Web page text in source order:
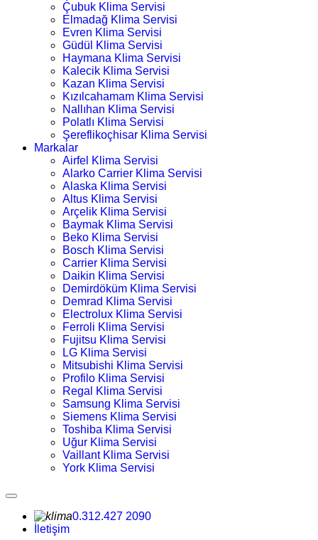
Çubuk Klima Servisi
Elmadağ Klima Servisi
Evren Klima Servisi
Güdül Klima Servisi
Haymana Klima Servisi
Kalecik Klima Servisi
Kazan Klima Servisi
Kızılcahamam Klima Servisi
Nallıhan Klima Servisi
Polatlı Klima Servisi
Şereflikoçhisar Klima Servisi
Markalar
Airfel Klima Servisi
Alarko Carrier Klima Servisi
Alaska Klima Servisi
Altus Klima Servisi
Arçelik Klima Servisi
Baymak Klima Servisi
Beko Klima Servisi
Bosch Klima Servisi
Carrier Klima Servisi
Daikin Klima Servisi
Demirdöküm Klima Servisi
Demrad Klima Servisi
Electrolux Klima Servisi
Ferroli Klima Servisi
Fujitsu Klima Servisi
LG Klima Servisi
Mitsubishi Klima Servisi
Profilo Klima Servisi
Regal Klima Servisi
Samsung Klima Servisi
Siemens Klima Servisi
Toshiba Klima Servisi
Uğur Klima Servisi
Vaillant Klima Servisi
York Klima Servisi
0.312.427 2090
İletişim